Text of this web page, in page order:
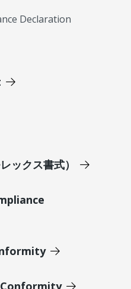
Declaration
ックス書式）